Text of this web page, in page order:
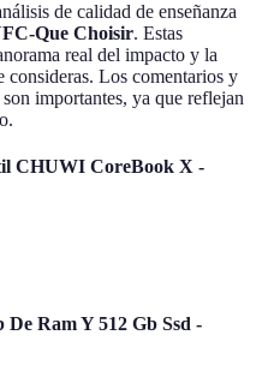
de calidad de enseñanza
Que Choisir. Estas
real del impacto y la
consideras. Los comentarios y
importantes, ya que reflejan
CHUWI CoreBook X -
Ram Y 512 Gb Ssd -